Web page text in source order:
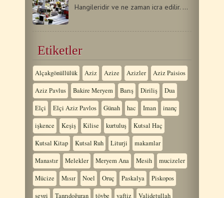
Hangileridir ve ne zaman icra edilir. Aziz Ortodoks Kilisemiz,…
Etiketler
Alçakgönüllülük Aziz Azize Azizler Aziz Paisios
Aziz Pavlus Bakire Meryem Barış Diriliş Dua
Elçi Elçi Aziz Pavlos Günah hac Iman inanç
işkence Keşiş Kilise kurtuluş Kutsal Haç
Kutsal Kitap Kutsal Ruh Liturji makamlar
Manastır Melekler Meryem Ana Mesih mucizeler
Mücize Mısır Noel Oruç Paskalya Piskopos
sevgi Tanrıdoğuran tövbe vaftiz Validetullah